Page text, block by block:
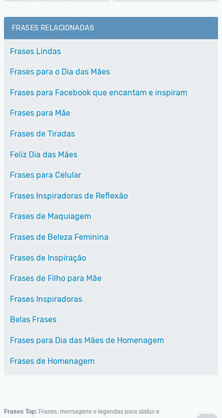
FRASES RELACIONADAS
Frases Lindas
Frases para o Dia das Mães
Frases para Facebook que encantam e inspiram
Frases para Mãe
Frases de Tiradas
Feliz Dia das Mães
Frases para Celular
Frases Inspiradoras de Reflexão
Frases de Maquiagem
Frases de Beleza Feminina
Frases de Inspiração
Frases de Filho para Mãe
Frases Inspiradoras
Belas Frases
Frases para Dia das Mães de Homenagem
Frases de Homenagem
Frases Top: Frases, mensagens e legendas para status e